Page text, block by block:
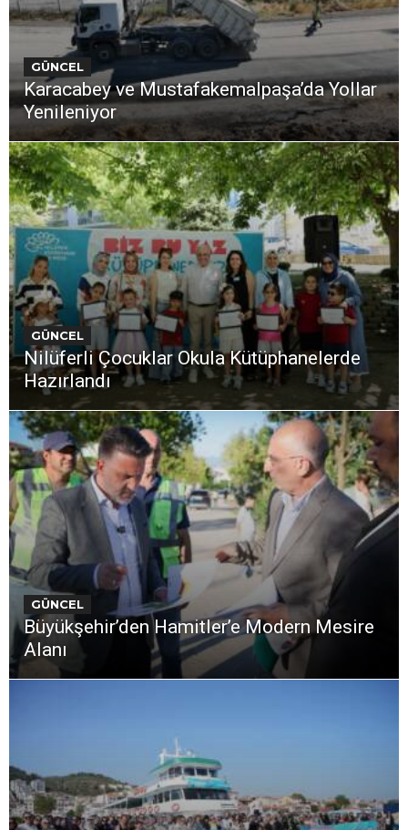
GÜNCEL
Karacabey ve Mustafakemalpaşa’da Yollar
Yenileniyor
GÜNCEL
Nilüferli Çocuklar Okula Kütüphanelerde
Hazırlandı
GÜNCEL
Büyükşehir’den Hamitler’e Modern Mesire
Alanı